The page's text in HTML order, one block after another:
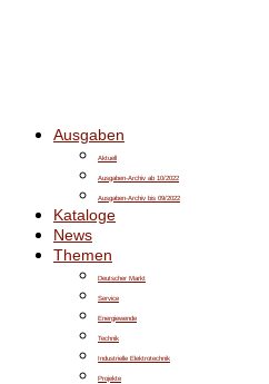
Ausgaben
Aktuell
Ausgaben-Archiv ab 10/2022
Ausgaben-Archiv bis 09/2022
Kataloge
News
Themen
Deutscher Markt
Service
Energiewende
Technik
Industrielle Elektrotechnik
Projekte